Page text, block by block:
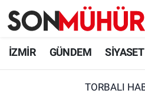
İZMİR GÜNDEM SİYASET
TORBALI
İzmir Nöbetçi Eczaneler